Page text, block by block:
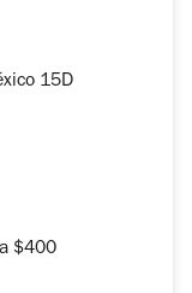
15D
$400